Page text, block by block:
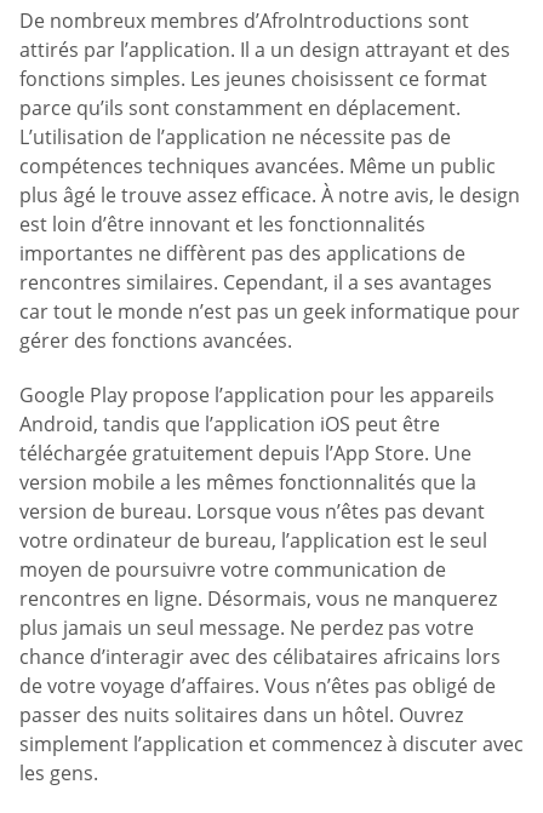
De nombreux membres d’AfroIntroductions sont
attirés par l’application. Il a un design attrayant et des
fonctions simples. Les jeunes choisissent ce format
parce qu’ils sont constamment en déplacement.
L’utilisation de l’application ne nécessite pas de
compétences techniques avancées. Même un public
plus âgé le trouve assez efficace. À notre avis, le design
est loin d’être innovant et les fonctionnalités
importantes ne diffèrent pas des applications de
rencontres similaires. Cependant, il a ses avantages
car tout le monde n’est pas un geek informatique pour
gérer des fonctions avancées.
Google Play propose l’application pour les appareils
Android, tandis que l’application iOS peut être
téléchargée gratuitement depuis l’App Store. Une
version mobile a les mêmes fonctionnalités que la
version de bureau. Lorsque vous n’êtes pas devant
votre ordinateur de bureau, l’application est le seul
moyen de poursuivre votre communication de
rencontres en ligne. Désormais, vous ne manquerez
plus jamais un seul message. Ne perdez pas votre
chance d’interagir avec des célibataires africains lors
de votre voyage d’affaires. Vous n’êtes pas obligé de
passer des nuits solitaires dans un hôtel. Ouvrez
simplement l’application et commencez à discuter avec
les gens.